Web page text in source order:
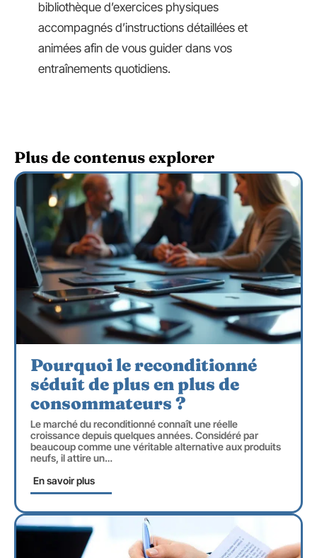
bibliothèque d’exercices physiques
accompagnés d’instructions détaillées et
animées afin de vous guider dans vos
entraînements quotidiens.
Plus de contenus explorer
Pourquoi le reconditionné
séduit de plus en plus de
consommateurs ?
Le marché du reconditionné connaît une réelle
croissance depuis quelques années. Considéré par
beaucoup comme une véritable alternative aux produits
neufs, il attire un…
En savoir plus